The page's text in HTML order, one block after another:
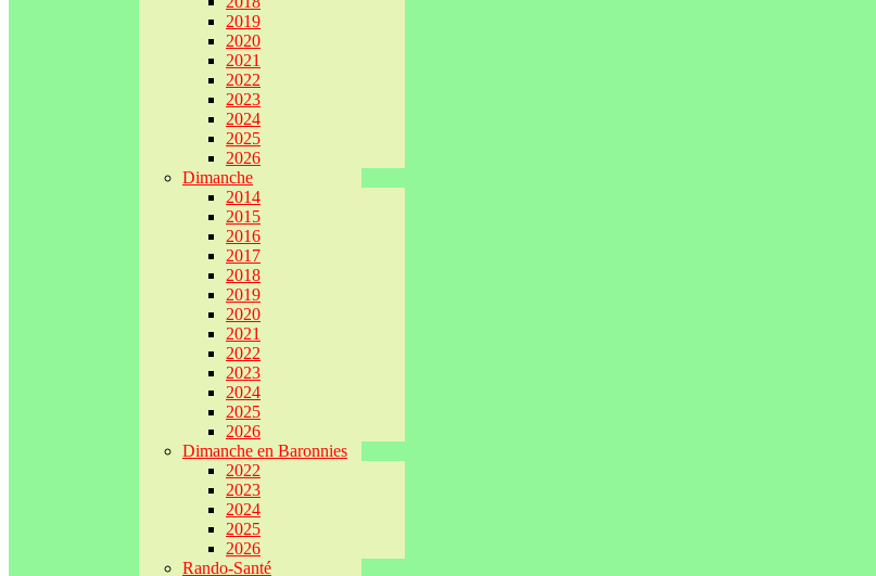
2019
2020
2021
2022
2023
2024
2025
2026
Dimanche
2014
2015
2016
2017
2018
2019
2020
2021
2022
2023
2024
2025
2026
Dimanche en Baronnies
2022
2023
2024
2025
2026
Rando-Santé